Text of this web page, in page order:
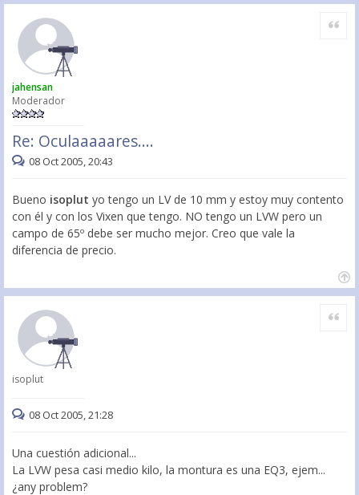
jahensan
Moderador
Re: Oculaaaaares....
Citar
08 Oct 2005, 20:43
Bueno isoplut yo tengo un LV de 10 mm y estoy muy contento
con él y con los Vixen que tengo. NO tengo un LVW pero un
campo de 65º debe ser mucho mejor. Creo que vale la
diferencia de precio.
isoplut
Citar
08 Oct 2005, 21:28
Una cuestión adicional...
La LVW pesa casi medio kilo, la montura es una EQ3, ejem...
¿any problem?